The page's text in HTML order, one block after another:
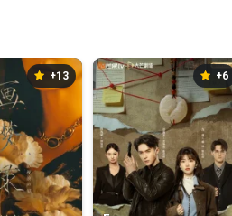
+13 +6